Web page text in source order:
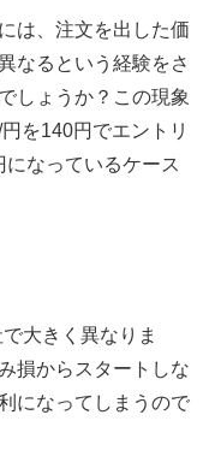
は、注文を出した価
なるという経験をさ
しょうか？この現象
を140円でエントリ
なっているケース
大きく異なりま
損からスタートしな
になってしまうので